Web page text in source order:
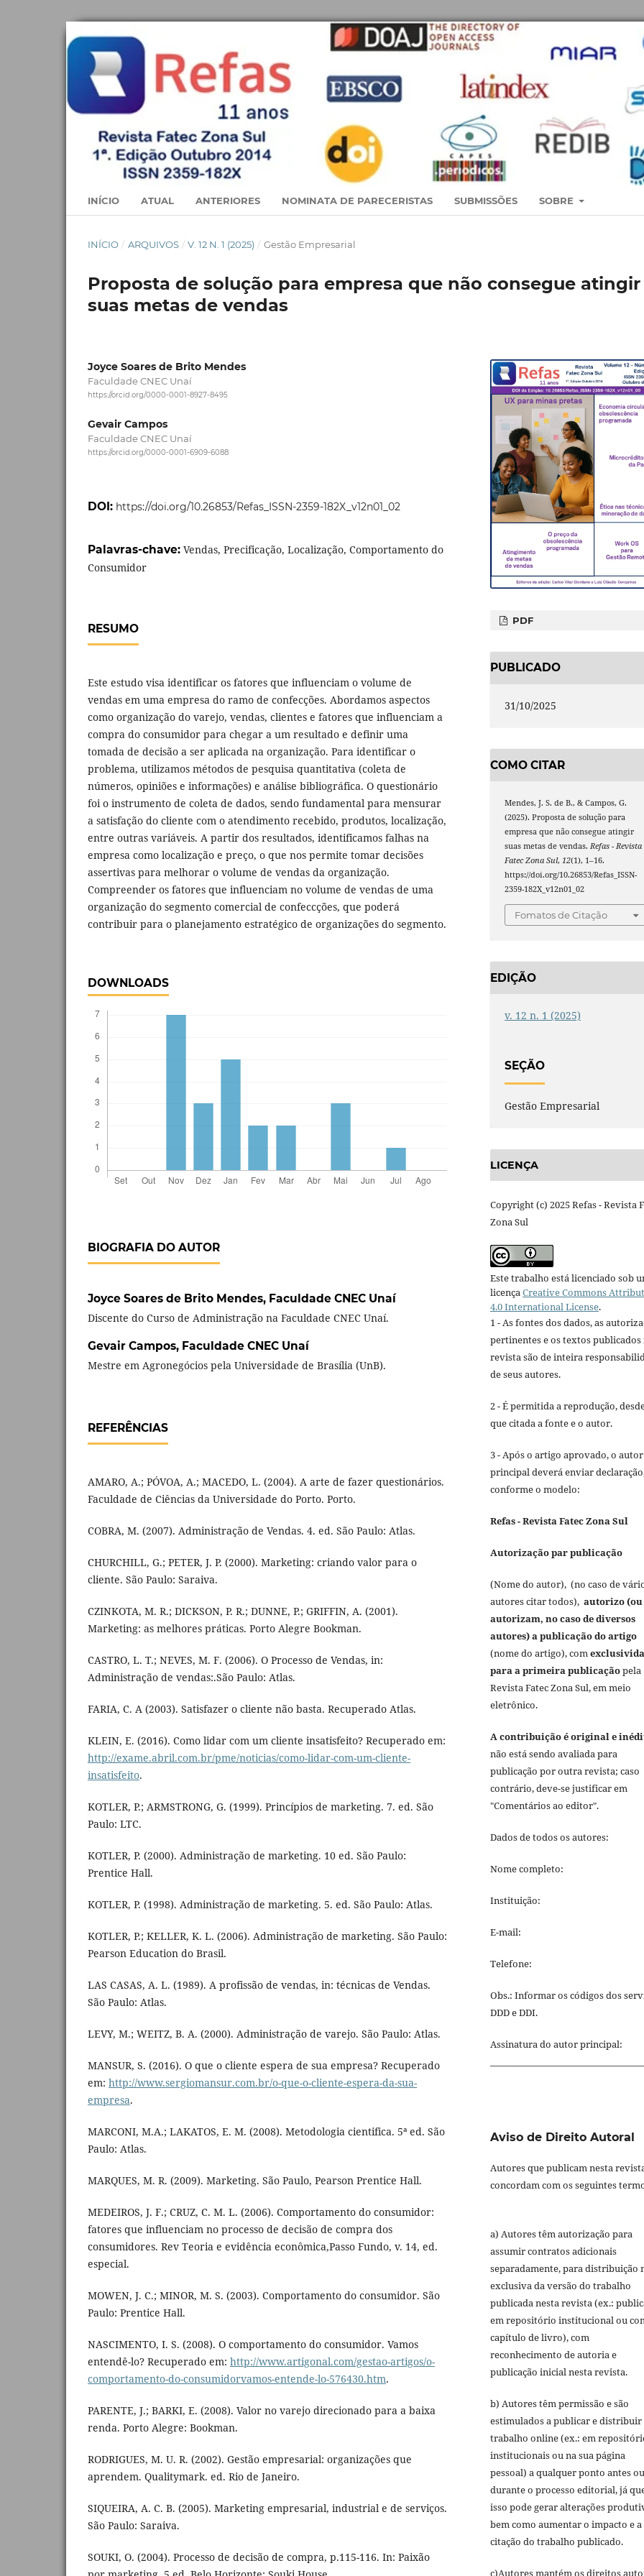
INÍCIO ATUAL ANTERIORES NOMINATA DE PARECERISTAS SUBMISSÕES SOBRE
INÍCIO / ARQUIVOS / V. 12 N. 1 (2025) / Gestão Empresarial
Proposta de solução para empresa que não consegue atingir
suas metas de vendas
Joyce Soares de Brito Mendes
Faculdade CNEC Unaí
https://orcid.org/0000-0001-8927-8495
Gevair Campos
Faculdade CNEC Unaí
https://orcid.org/0000-0001-6909-6088
DOI: https://doi.org/10.26853/Refas_ISSN-2359-182X_v12n01_02
Palavras-chave: Vendas, Precificação, Localização, Comportamento do
Consumidor
RESUMO
Este estudo visa identificar os fatores que influenciam o volume de
vendas em uma empresa do ramo de confecções. Abordamos aspectos
como organização do varejo, vendas, clientes e fatores que influenciam a
compra do consumidor para chegar a um resultado e definir uma
tomada de decisão a ser aplicada na organização. Para identificar o
problema, utilizamos métodos de pesquisa quantitativa (coleta de
números, opiniões e informações) e análise bibliográfica. O questionário
foi o instrumento de coleta de dados, sendo fundamental para mensurar
a satisfação do cliente com o atendimento recebido, produtos, localização,
entre outras variáveis. A partir dos resultados, identificamos falhas na
empresa como localização e preço, o que nos permite tomar decisões
assertivas para melhorar o volume de vendas da organização.
Compreender os fatores que influenciam no volume de vendas de uma
organização do segmento comercial de confeccções, que poderá
contribuir para o planejamento estratégico de organizações do segmento.
DOWNLOADS
BIOGRAFIA DO AUTOR
Joyce Soares de Brito Mendes, Faculdade CNEC Unaí
Discente do Curso de Administração na Faculdade CNEC Unaí.
Gevair Campos, Faculdade CNEC Unaí
Mestre em Agronegócios pela Universidade de Brasília (UnB).
REFERÊNCIAS
AMARO, A.; PÓVOA, A.; MACEDO, L. (2004). A arte de fazer questionários.
Faculdade de Ciências da Universidade do Porto. Porto.
COBRA, M. (2007). Administração de Vendas. 4. ed. São Paulo: Atlas.
CHURCHILL, G.; PETER, J. P. (2000). Marketing: criando valor para o
cliente. São Paulo: Saraiva.
CZINKOTA, M. R.; DICKSON, P. R.; DUNNE, P.; GRIFFIN, A. (2001).
Marketing: as melhores práticas. Porto Alegre Bookman.
CASTRO, L. T.; NEVES, M. F. (2006). O Processo de Vendas, in:
Administração de vendas:.São Paulo: Atlas.
FARIA, C. A (2003). Satisfazer o cliente não basta. Recuperado Atlas.
KLEIN, E. (2016). Como lidar com um cliente insatisfeito? Recuperado em:
http://exame.abril.com.br/pme/noticias/como-lidar-com-um-cliente-
insatisfeito.
KOTLER, P.; ARMSTRONG, G. (1999). Princípios de marketing. 7. ed. São
Paulo: LTC.
KOTLER, P. (2000). Administração de marketing. 10 ed. São Paulo:
Prentice Hall.
KOTLER, P. (1998). Administração de marketing. 5. ed. São Paulo: Atlas.
KOTLER, P.; KELLER, K. L. (2006). Administração de marketing. São Paulo:
Pearson Education do Brasil.
LAS CASAS, A. L. (1989). A profissão de vendas, in: técnicas de Vendas.
São Paulo: Atlas.
LEVY, M.; WEITZ, B. A. (2000). Administração de varejo. São Paulo: Atlas.
MANSUR, S. (2016). O que o cliente espera de sua empresa? Recuperado
em: http://www.sergiomansur.com.br/o-que-o-cliente-espera-da-sua-
empresa.
MARCONI, M.A.; LAKATOS, E. M. (2008). Metodologia cientifica. 5ª ed. São
Paulo: Atlas.
MARQUES, M. R. (2009). Marketing. São Paulo, Pearson Prentice Hall.
MEDEIROS, J. F.; CRUZ, C. M. L. (2006). Comportamento do consumidor:
fatores que influenciam no processo de decisão de compra dos
consumidores. Rev Teoria e evidência econômica,Passo Fundo, v. 14, ed.
especial.
MOWEN, J. C.; MINOR, M. S. (2003). Comportamento do consumidor. São
Paulo: Prentice Hall.
NASCIMENTO, I. S. (2008). O comportamento do consumidor. Vamos
entendê-lo? Recuperado em: http://www.artigonal.com/gestao-artigos/o-
comportamento-do-consumidorvamos-entende-lo-576430.htm.
PARENTE, J.; BARKI, E. (2008). Valor no varejo direcionado para a baixa
renda. Porto Alegre: Bookman.
RODRIGUES, M. U. R. (2002). Gestão empresarial: organizações que
aprendem. Qualitymark. ed. Rio de Janeiro.
SIQUEIRA, A. C. B. (2005). Marketing empresarial, industrial e de serviços.
São Paulo: Saraiva.
SOUKI, O. (2004). Processo de decisão de compra, p.115-116. In: Paixão
PDF
PUBLICADO
31/10/2025
COMO CITAR
Mendes, J. S. de B., & Campos, G.
(2025). Proposta de solução para
empresa que não consegue atingir
suas metas de vendas.Refas - Revista
Fatec Zona Sul,12(1), 1–16.
https://doi.org/10.26853/Refas_ISSN-
2359-182X_v12n01_02
Fomatos de Citação
EDIÇÃO
v. 12 n. 1 (2025)
SEÇÃO
Gestão Empresarial
LICENÇA
Copyright (c) 2025 Refas - Revista
Zona Sul
Este trabalho está licenciado sob
licença Creative Commons
4.0 International License.
1 - As fontes dos dados, as
pertinentes e os textos publicados
revista são de inteira
de seus autores.
2 - É permitida a reprodução,
que citada a fonte e o autor.
3 - Após o artigo aprovado, o autor
principal deverá enviar
conforme o modelo:
Refas - Revista Fatec Zona Sul
Autorização par publicação
(Nome do autor), (no caso de
autores citar todos), autorizo (ou
autorizam, no caso de diversos
autores) a publicação do artigo
(nome do artigo), com
para a primeira publicaçãopela
Revista Fatec Zona Sul, em meio
eletrônico.
A contribuição é original e
não está sendo avaliada para
publicação por outra revista; caso
contrário, deve-se justificar em
"Comentários ao editor".
Dados de todos os autores:
Nome completo:
Instituição:
E-mail:
Telefone:
Obs.: Informar os códigos dos
DDD e DDI.
Assinatura do autor principal:
Aviso de Direito Autoral
Autores que publicam nesta
concordam com os seguintes
a) Autores têm autorização para
assumir contratos adicionais
separadamente, para distribuição
exclusiva da versão do trabalho
publicada nesta revista (ex.:
em repositório institucional ou
capítulo de livro), com
reconhecimento de autoria e
publicação inicial nesta revista.
b) Autores têm permissão e são
estimulados a publicar e distribuir
trabalho online (ex.: em
institucionais ou na sua página
pessoal) a qualquer ponto antes ou
durante o processo editorial, já
isso pode gerar alterações
bem como aumentar o impacto e a
citação do trabalho publicado.
c)Autores mantém os direitos